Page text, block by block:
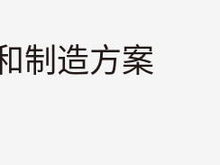
制造方案